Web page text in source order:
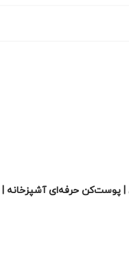
پوست‌کن حرفه‌ای